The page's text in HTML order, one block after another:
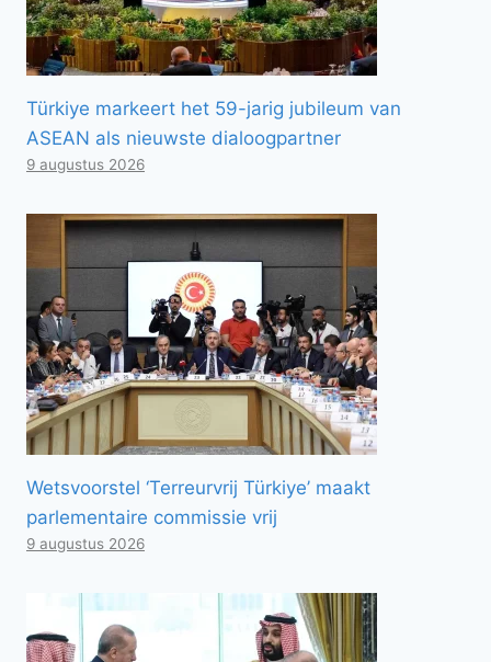
Türkiye markeert het 59-jarig jubileum van
ASEAN als nieuwste dialoogpartner
9 augustus 2026
Wetsvoorstel ‘Terreurvrij Türkiye’ maakt
parlementaire commissie vrij
9 augustus 2026